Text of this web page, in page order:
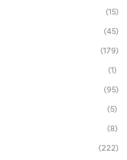
(15)
(45)
(179)
(1)
(95)
(5)
(8)
(222)